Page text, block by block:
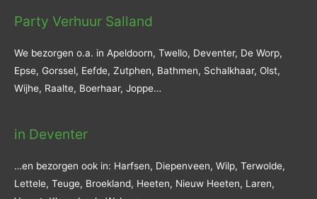
Party Verhuur Salland
We bezorgen o.a. in Apeldoorn, Twello, Deventer, De Worp,
Epse, Gorssel, Eefde, Zutphen, Bathmen, Schalkhaar, Olst,
Wijhe, Raalte, Boerhaar, Joppe…
in Deventer
…en bezorgen ook in: Harfsen, Diepenveen, Wilp, Terwolde,
Lettele, Teuge, Broekland, Heeten, Nieuw Heeten, Laren,